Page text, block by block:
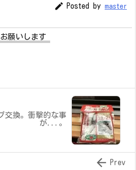
 Posted by master
願いします
交換。衝撃的な事
が...。
 Prev